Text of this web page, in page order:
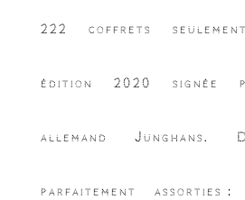
222 coffrets
édition 2020 signée
allemand Junghans.
parfaitement assorties